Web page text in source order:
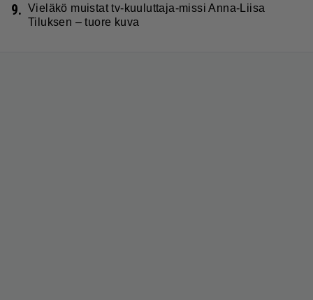
9. Vieläkö muistat tv-kuuluttaja-missi Anna-Liisa
Tiluksen – tuore kuva